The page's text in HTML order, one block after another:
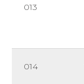
013
014